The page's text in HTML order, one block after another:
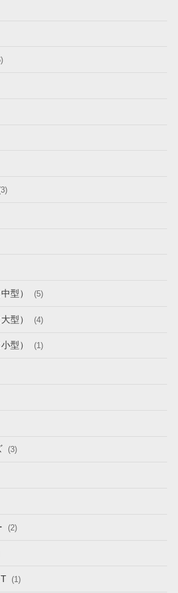
型） (5)
型） (4)
型） (1)
(3)
(2)
(1)